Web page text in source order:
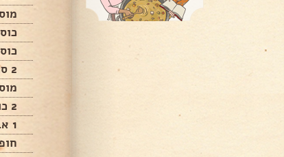
2 סוכר וניל
2 כוסות קמח
1 אבקת אפיה